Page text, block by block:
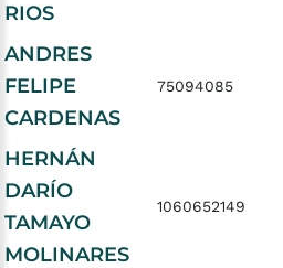
RIOS
ANDRES
FELIPE
CARDENAS
75094085
HERNÁN
DARÍO
TAMAYO
MOLINARES
1060652149